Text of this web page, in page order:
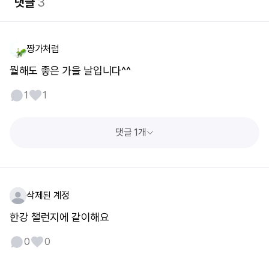
짱가처럼
뭘해도 좋은 가을 날입니다^^
1 1
댓글 1개
삭제된 계정
한강 챌런지에 같이해요
0 0